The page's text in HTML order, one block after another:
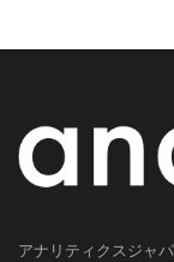
アナリティクスジャ